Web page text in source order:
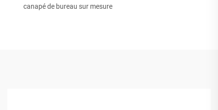
canapé de bureau sur mesure